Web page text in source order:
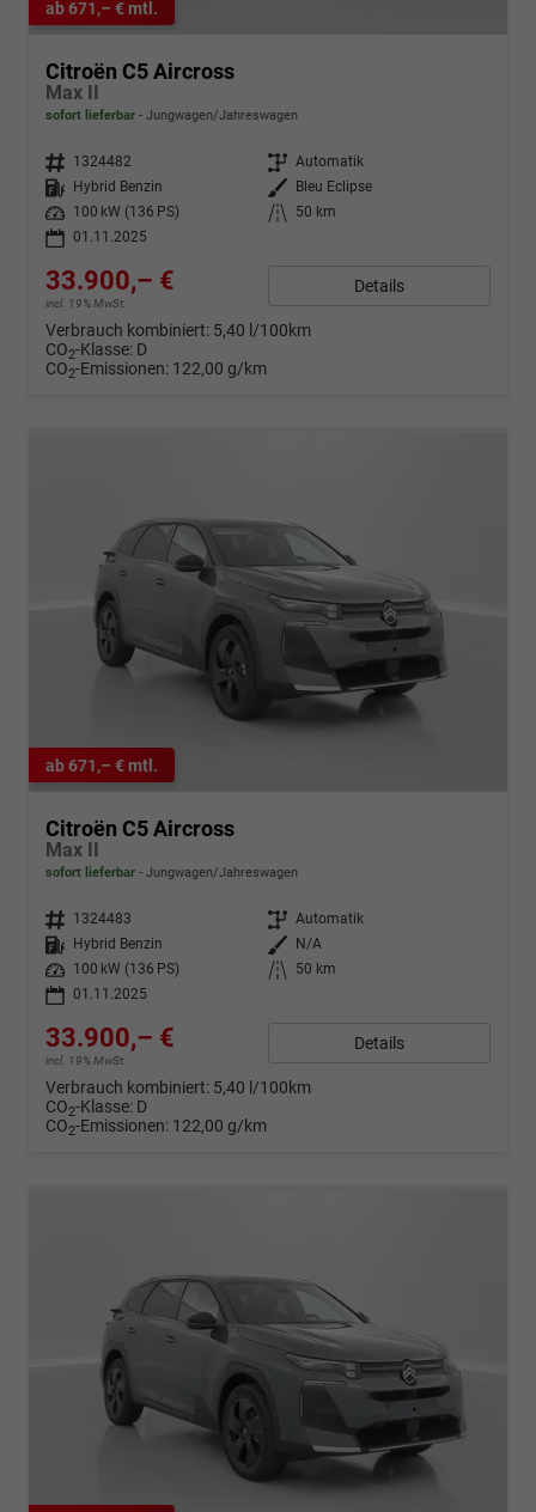
ab 671,– € mtl.
Citroën C5 Aircross
Max II
sofort lieferbar Jungwagen/Jahreswagen
Fahrzeugnr. 1324482 Getriebe Automatik
Kraftstoff
Hybrid Benzin Außenfarbe
Bleu Eclipse
Leistung
100 kW (136 PS) Kilometerstand
50 km
01.11.2025
33.900,– €
incl. 19% MwSt.
Details
Verbrauch kombiniert: 5,40 l/100km
CO2-Klasse: D
CO2-Emissionen: 122,00 g/km
ab 671,– € mtl.
Citroën C5 Aircross
Max II
sofort lieferbar Jungwagen/Jahreswagen
Fahrzeugnr. 1324483 Getriebe Automatik
Kraftstoff
Hybrid Benzin Außenfarbe
N/A
Leistung
100 kW (136 PS) Kilometerstand
50 km
01.11.2025
33.900,– €
incl. 19% MwSt.
Details
Verbrauch kombiniert: 5,40 l/100km
CO2-Klasse: D
CO2-Emissionen: 122,00 g/km